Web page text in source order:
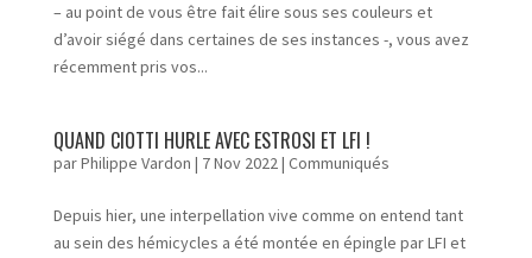
– au point de vous être fait élire sous ses couleurs et
d’avoir siégé dans certaines de ses instances -, vous avez
récemment pris vos...
QUAND CIOTTI HURLE AVEC ESTROSI ET LFI !
parPhilippe Vardon | 7 Nov 2022| Communiqués
Depuis hier, une interpellation vive comme on entend tant
au sein des hémicycles a été montée en épingle par LFI et